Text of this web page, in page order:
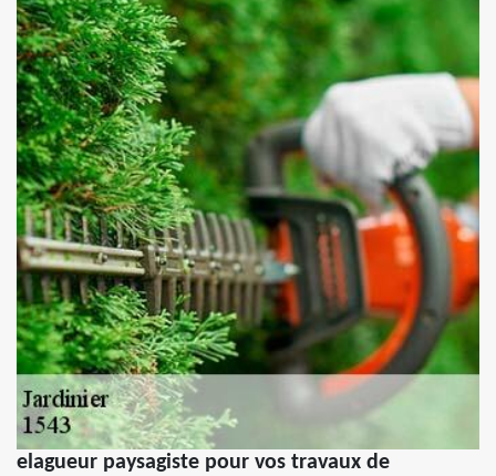
elagueur paysagiste pour vos travaux de